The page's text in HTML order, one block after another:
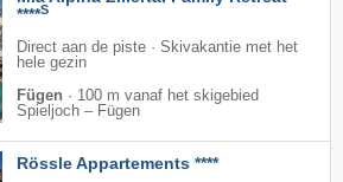
****S
Direct aan de piste · Skivakantie met het
hele gezin
Fügen · 100 m vanaf het skigebied
Spieljoch – Fügen
Rössle Appartements ****